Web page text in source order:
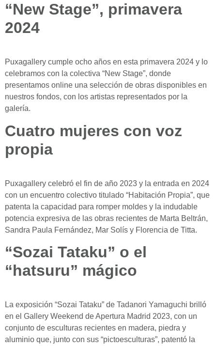
“New Stage”, primavera
2024
Puxagallery cumple ocho años en esta primavera 2024 y lo
celebramos con la colectiva “New Stage”, donde
presentamos online una selección de obras disponibles en
nuestros fondos, con los artistas representados por la
galería.
Cuatro mujeres con voz
propia
Puxagallery celebró el fin de año 2023 y la entrada en 2024
con un encuentro colectivo titulado “Habitación Propia”, que
patenta la capacidad para romper moldes y la indudable
potencia expresiva de las obras recientes de Marta Beltrán,
Sandra Paula Fernández, Mar Solís y Florencia de Titta.
“Sozai Tataku” o el
“hatsuru” mágico
La exposición “Sozai Tataku” de Tadanori Yamaguchi brilló
en el Gallery Weekend de Apertura Madrid 2023, con un
conjunto de esculturas recientes en madera, piedra y
aluminio que, junto con sus “pictoesculturas”, patentó la